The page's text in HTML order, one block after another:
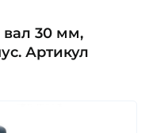
30 мм,
Артикул